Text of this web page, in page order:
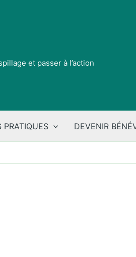
et passer à l’action
PRATIQUES DEVENIR